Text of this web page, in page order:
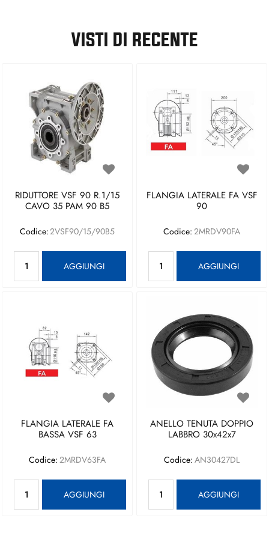
VISTI DI RECENTE
RIDUTTORE VSF 90 R.1/15
CAVO 35 PAM 90 B5
Codice:2VSF90/15/90B5
AGGIUNGI
FLANGIA LATERALE FA VSF
90
Codice: 2MRDV90FA
AGGIUNGI
FLANGIA LATERALE FA
BASSA VSF 63
Codice: 2MRDV63FA
AGGIUNGI
ANELLO TENUTA DOPPIO
LABBRO 30x42x7
Codice: AN30427DL
AGGIUNGI